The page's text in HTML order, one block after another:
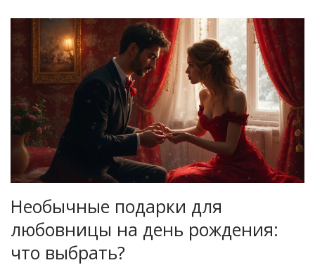
Необычные подарки для
любовницы на день рождения:
что выбрать?